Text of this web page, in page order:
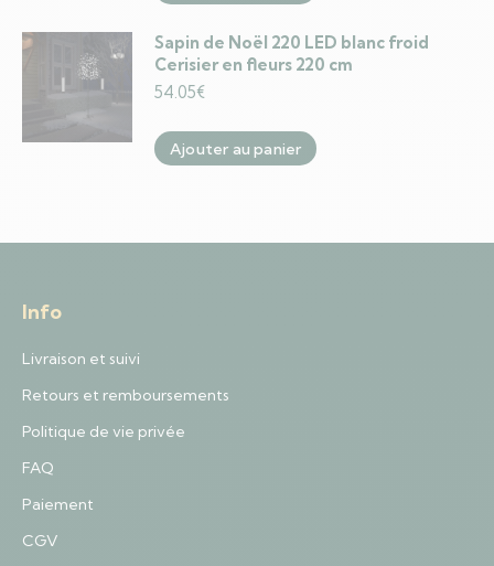
Sapin de Noël 220 LED blanc froid
Cerisier en fleurs 220 cm
54.05€
Ajouter au panier
Info
Livraison et suivi
Retours et remboursements
Politique de vie privée
FAQ
Paiement
CGV